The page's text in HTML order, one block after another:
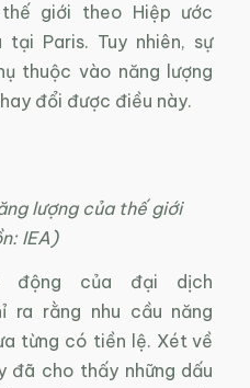
giới theo Hiệp ước
Paris. Tuy nhiên, sự
thuộc vào năng lượng
đổi được điều này.
lượng của thế giới
IEA)
động của đại dịch
ra rằng nhu cầu năng
từng có tiền lệ. Xét về
đã cho thấy những dấu